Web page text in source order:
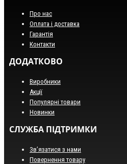
Про нас
Оплата і доставка
Гарантія
Контакти
ДОДАТКОВО
Виробники
Акції
Популярні товари
Новинки
СЛУЖБА ПІДТРИМКИ
Зв’язатися з нами
Повернення товару